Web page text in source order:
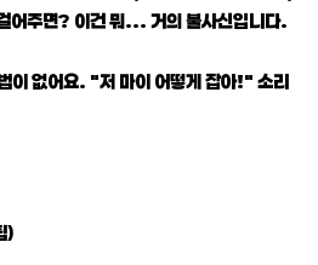
어주면? 이건 뭐... 거의 불사신입니다.
이 없어요. "저 마이 어떻게 잡아!" 소리
)